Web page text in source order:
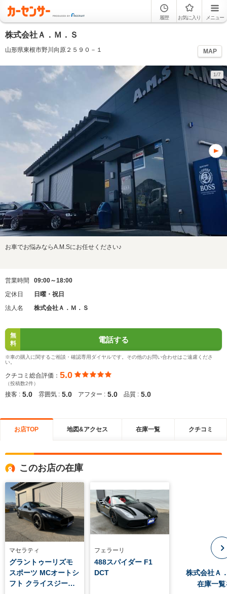
履歴 お気に入り メニュー
株式会社Ａ．Ｍ．Ｓ
山形県東根市野川向原２５９０－１ MAP
1/7
お車でお悩みならA.M.Sにお任せください♪
営業時間
09:00～18:00
定休日
日曜・祝日
法人名
株式会社Ａ．Ｍ．Ｓ
無
料
電話する
※車の購入に関するご相談・確認専用ダイヤルです。その他のお問い合わせはご遠慮くださ
い。
クチコミ総合評価： 5.0
（投稿数2件）
接客 : 5.0 雰囲気 : 5.0 アフター : 5.0 品質 : 5.0
お店TOP 地図&アクセス 在庫一覧 クチコミ
このお店の在庫
マセラティ
グラントゥーリズモ
スポーツ MCオートシ
フト クライスジーク
フェラーリ
488スパイダー F1
DCT
株式会社Ａ
在庫一